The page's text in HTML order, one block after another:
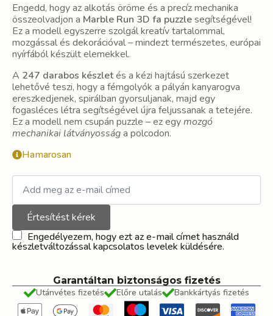
Engedd, hogy az alkotás öröme és a precíz mechanika
összeolvadjon a Marble Run 3D fa puzzlesegítségével!
Ez a modell egyszerre szolgál kreatív tartalommal,
mozgással és dekorációval – mindezt természetes, európai
nyírfából készült elemekkel.
A 247 darabos készletés a kézi hajtású szerkezet
lehetővé teszi, hogy a fémgolyók a pályán kanyarogva
ereszkedjenek, spirálban gyorsuljanak, majd egy
fogasléces létra segítségével újra feljussanak a tetejére.
Ez a modell nem csupán puzzle – ez egymozgó
mechanikai látványossága polcodon.
Hamarosan
Értesítést kérek
Engedélyezem, hogy ezt az e-mail címet használd
készletváltozással kapcsolatos levelek küldésére.
Garantáltan biztonságos fizetés
Utánvétes fizetés
Előre utalás Bankkártyás fizetés